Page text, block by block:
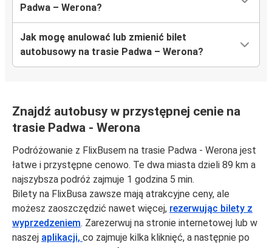
Padwa – Werona?
Jak mogę anulować lub zmienić bilet
autobusowy na trasie Padwa – Werona?
Znajdź autobusy w przystępnej cenie na
trasie Padwa - Werona
Podróżowanie z FlixBusem na trasie Padwa - Werona jest
łatwe i przystępne cenowo. Te dwa miasta dzieli 89 km a
najszybsza podróż zajmuje 1 godzina 5 min.
Bilety na FlixBusa zawsze mają atrakcyjne ceny, ale
możesz zaoszczędzić nawet więcej, rezerwując bilety z
wyprzedzeniem. Zarezerwuj na stronie internetowej lub w
naszej aplikacji, co zajmuje kilka kliknięć, a następnie po